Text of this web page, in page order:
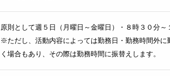
原則として週５日（月曜日～金曜日）・８時３０分～
※ただし、活動内容によっては勤務日・勤務時間外に
く場合もあり、その際は勤務時間に振替えします。